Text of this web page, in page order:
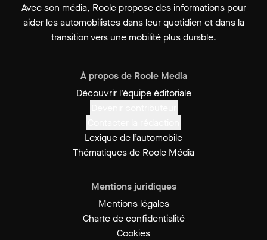
Avec son média, Roole propose des informations pour
aider les automobilistes dans leur quotidien et dans la
transition vers une mobilité plus durable.
À propos de Roole Media
Découvrir l'équipe éditoriale
Lexique de l’automobile
Thématiques de Roole Média
Mentions juridiques
Mentions légales
Charte de confidentialité
Cookies